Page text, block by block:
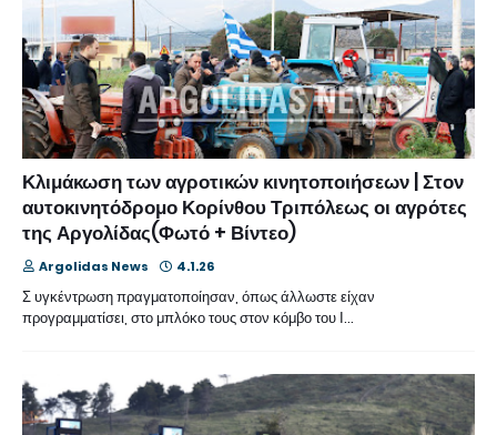
Κλιμάκωση των αγροτικών κινητοποιήσεων | Στον
αυτοκινητόδρομο Κορίνθου Τριπόλεως οι αγρότες
της Αργολίδας(Φωτό + Βίντεο)
Argolidas News 4.1.26
Σ υγκέντρωση πραγματοποίησαν, όπως άλλωστε είχαν
προγραμματίσει, στο μπλόκο τους στον κόμβο του Ι…